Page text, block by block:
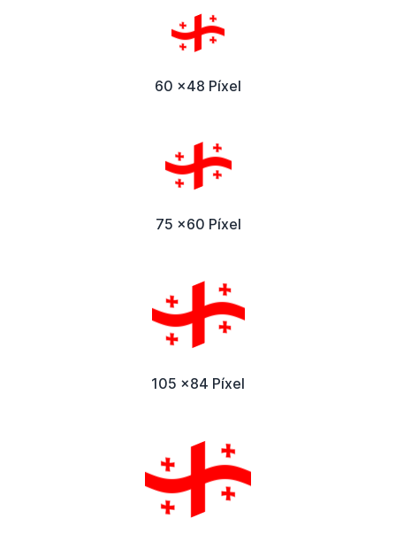
60 x48 Píxel
75 x60 Píxel
105 x84 Píxel